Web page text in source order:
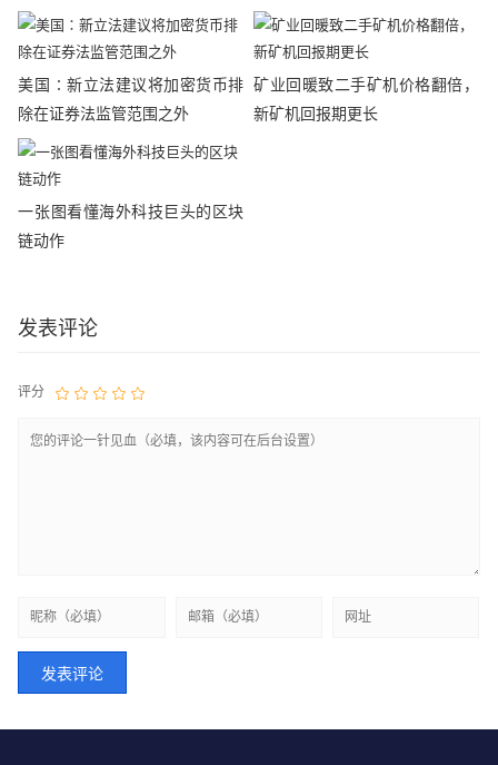
美国∶新立法建议将加密货币排
除在证券法监管范围之外
矿业回暖致二手矿机价格翻倍，
新矿机回报期更长
一张图看懂海外科技巨头的区块
链动作
发表评论
评分